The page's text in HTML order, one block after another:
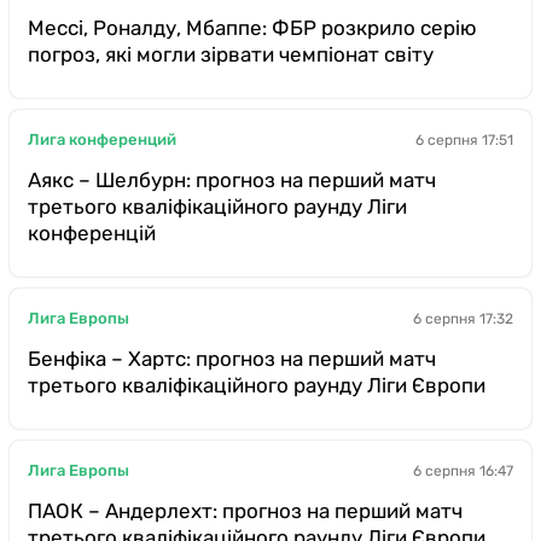
Мессі, Роналду, Мбаппе: ФБР розкрило серію
погроз, які могли зірвати чемпіонат світу
Лига конференций 6 серпня 17:51
Аякс – Шелбурн: прогноз на перший матч
третього кваліфікаційного раунду Ліги
конференцій
Лига Европы 6 серпня 17:32
Бенфіка – Хартс: прогноз на перший матч
третього кваліфікаційного раунду Ліги Європи
Лига Европы 6 серпня 16:47
ПАОК – Андерлехт: прогноз на перший матч